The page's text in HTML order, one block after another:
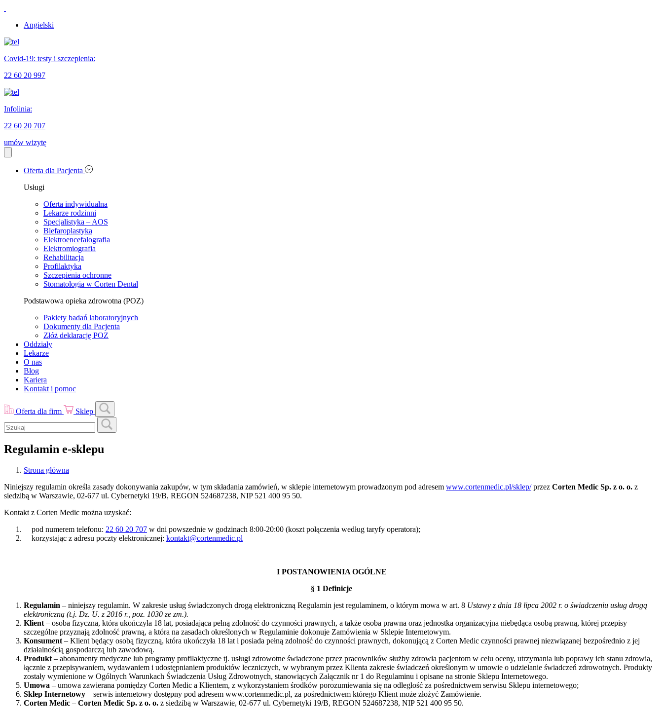
Angielski
Covid-19: testy i szczepienia:
22 60 20 997
Infolinia:
22 60 20 707
umów wizytę
Oferta dla Pacjenta
Usługi
Oferta indywidualna
Lekarze rodzinni
Specjalistyka – AOS
Blefaroplastyka
Elektroencefalografia
Elektromiografia
Rehabilitacja
Profilaktyka
Szczepienia ochronne
Stomatologia w Corten Dental
Podstawowa opieka zdrowotna (POZ)
Pakiety badań laboratoryjnych
Dokumenty dla Pacjenta
Złóż deklarację POZ
Oddziały
Lekarze
O nas
Blog
Kariera
Kontakt i pomoc
Oferta dla firm Sklep
Regulamin e-sklepu
Strona główna
Niniejszy regulamin określa zasady dokonywania zakupów, w tym składania zamówień, w sklepie internetowym prowadzonym pod adresem www.cortenmedic.pl/sklep/przez Corten Medic Sp. z o. o. z
siedzibą w Warszawie, 02-677 ul. Cybernetyki 19/B, REGON 524687238, NIP 521 400 95 50.
Kontakt z Corten Medic można uzyskać:
pod numerem telefonu: 22 60 20 707 w dni powszednie w godzinach 8:00-20:00 (koszt połączenia według taryfy operatora);
korzystając z adresu poczty elektronicznej: kontakt@cortenmedic.pl
I POSTANOWIENIA OGÓLNE
§ 1 Definicje
Regulamin – niniejszy regulamin. W zakresie usług świadczonych drogą elektroniczną Regulamin jest regulaminem, o którym mowa w art. 8 Ustawy z dnia 18 lipca 2002 r. o świadczeniu usług drogą
elektroniczną (t.j. Dz. U. z 2016 r., poz. 1030 ze zm.).
Klient – osoba fizyczna, która ukończyła 18 lat, posiadająca pełną zdolność do czynności prawnych, a także osoba prawna oraz jednostka organizacyjna niebędąca osobą prawną, której przepisy
szczególne przyznają zdolność prawną, a która na zasadach określonych w Regulaminie dokonuje Zamówienia w Sklepie Internetowym.
Konsument – Klient będący osobą fizyczną, która ukończyła 18 lat i posiada pełną zdolność do czynności prawnych, dokonującą z Corten Medic czynności prawnej niezwiązanej bezpośrednio z jej
działalnością gospodarczą lub zawodową.
Produkt – abonamenty medyczne lub programy profilaktyczne tj. usługi zdrowotne świadczone przez pracowników służby zdrowia pacjentom w celu oceny, utrzymania lub poprawy ich stanu zdrowia,
łącznie z przepisywaniem, wydawaniem i udostępnianiem produktów leczniczych, w wybranym przez Klienta zakresie świadczeń określonym w umowie o udzielanie świadczeń zdrowotnych. Produkty
zostały wymienione w Ogólnych Warunkach Świadczenia Usług Zdrowotnych, stanowiących Załącznik nr 1 do Regulaminu i opisane na stronie Sklepu Internetowego.
Umowa – umowa zawierana pomiędzy Corten Medic a Klientem, z wykorzystaniem środków porozumiewania się na odległość za pośrednictwem serwisu Sklepu internetowego;
Sklep Internetowy – serwis internetowy dostępny pod adresem www.cortenmedic.pl, za pośrednictwem którego Klient może złożyć Zamówienie.
Corten Medic – Corten Medic Sp. z o. o. z siedzibą w Warszawie, 02-677 ul. Cybernetyki 19/B, REGON 524687238, NIP 521 400 95 50.